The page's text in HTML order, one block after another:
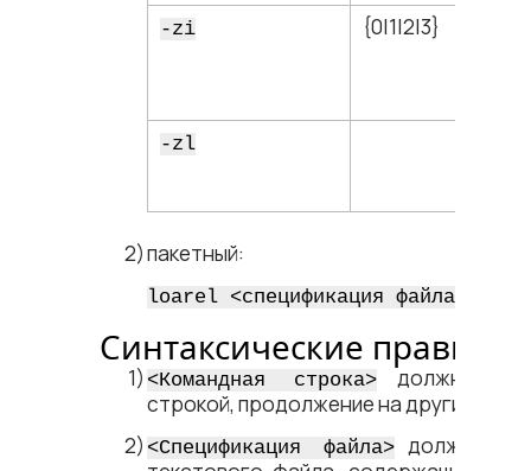
-zi {0|1|2|3}
-zl
пакетный:
loarel <​спецификация файла​>
Синтаксические правила
<​Командная строка​>должна
строкой, продолжение на других
<​Спецификация файла​>должна